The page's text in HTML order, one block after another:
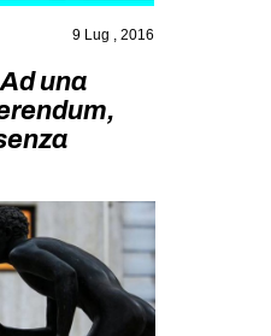
9 Lug , 2016
una